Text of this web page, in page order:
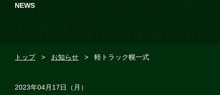
NEWS
トップ > お知らせ > 軽トラック幌一式
2023年04月17日（月）